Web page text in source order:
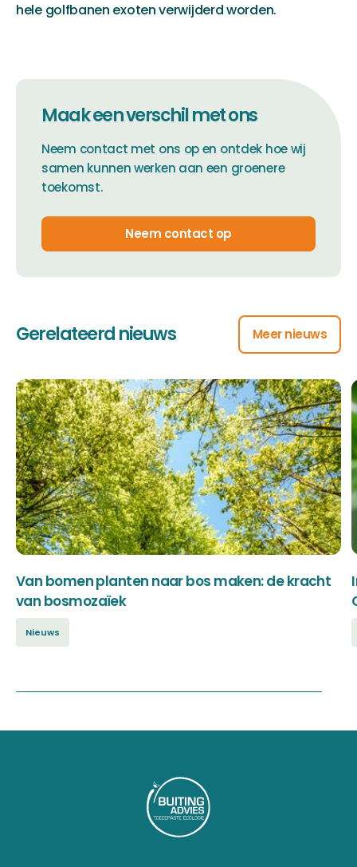
hele golfbanen exoten verwijderd worden.
Maak een verschil met ons
Neem contact met ons op en ontdek hoe wij
samen kunnen werken aan een groenere
toekomst.
Neem contact op
Gerelateerd nieuws Meer nieuws
Van bomen planten naar bos maken: de kracht
van bosmozaïek
Nieuws